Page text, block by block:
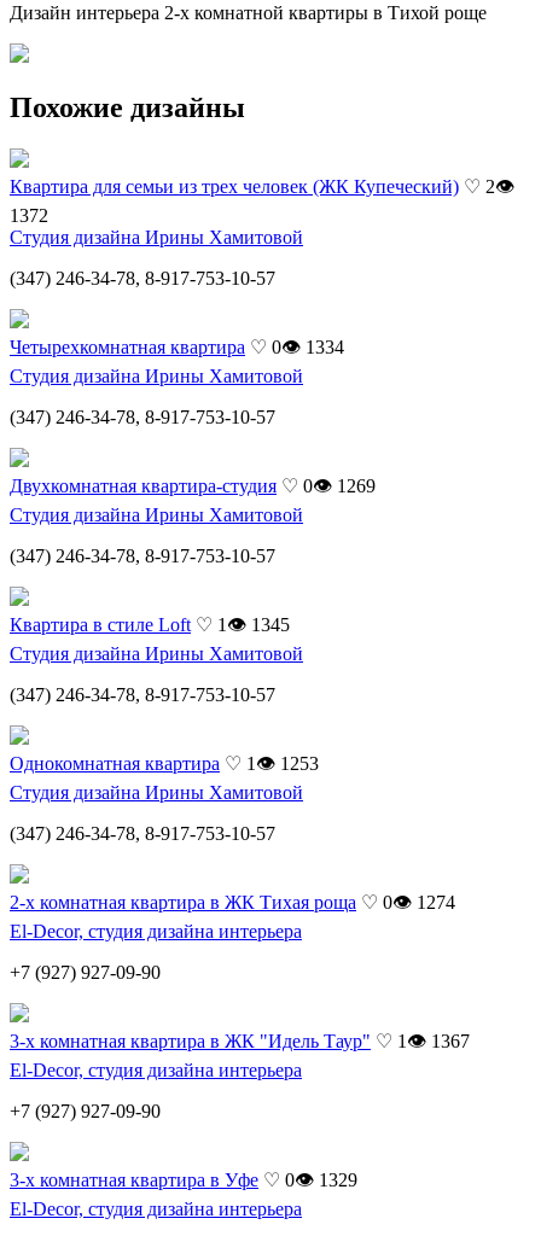
Дизайн интерьера 2-х комнатной квартиры в Тихой роще
Похожие дизайны
Квартира для семьи из трех человек (ЖК Купеческий) ♡ 2👁
1372
Студия дизайна Ирины Хамитовой
(347) 246-34-78, 8-917-753-10-57
Четырехкомнатная квартира ♡ 0👁 1334
Студия дизайна Ирины Хамитовой
(347) 246-34-78, 8-917-753-10-57
Двухкомнатная квартира-студия ♡ 0👁 1269
Студия дизайна Ирины Хамитовой
(347) 246-34-78, 8-917-753-10-57
Квартира в стиле Loft ♡ 1 👁 1345
Студия дизайна Ирины Хамитовой
(347) 246-34-78, 8-917-753-10-57
Однокомнатная квартира ♡ 1 👁 1253
Студия дизайна Ирины Хамитовой
(347) 246-34-78, 8-917-753-10-57
2-х комнатная квартира в ЖК Тихая роща ♡ 0👁 1274
El-Decor, студия дизайна интерьера
+7 (927) 927-09-90
3-х комнатная квартира в ЖК "Идель Таур" ♡ 1 👁 1367
El-Decor, студия дизайна интерьера
+7 (927) 927-09-90
3-х комнатная квартира в Уфе ♡ 0👁 1329
El-Decor, студия дизайна интерьера